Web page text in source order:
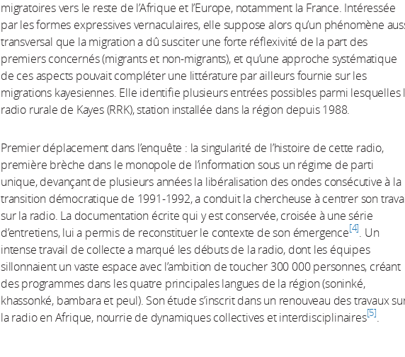
migratoires vers le reste de l’Afrique et l’Europe, notamment la France. Intéressée
par les formes expressives vernaculaires, elle suppose alors qu’un phénomène
transversal que la migration a dû susciter une forte réflexivité de la part des
premiers concernés (migrants et non-migrants), et qu’une approche systématique
de ces aspects pouvait compléter une littérature par ailleurs fournie sur les
migrations kayesiennes. Elle identifie plusieurs entrées possibles parmi lesquelles
radio rurale de Kayes (RRK), station installée dans la région depuis 1988.
Premier déplacement dans l’enquête : la singularité de l’histoire de cette radio,
première brèche dans le monopole de l’information sous un régime de parti
unique, devançant de plusieurs années la libéralisation des ondes consécutive à la
transition démocratique de 1991-1992, a conduit la chercheuse à centrer son
sur la radio. La documentation écrite qui y est conservée, croisée à une série
d’entretiens, lui a permis de reconstituer le contexte de son émergence 4 . Un
intense travail de collecte a marqué les débuts de la radio, dont les équipes
sillonnaient un vaste espace avec l’ambition de toucher 300 000 personnes, créant
des programmes dans les quatre principales langues de la région (soninké,
khassonké, bambara et peul). Son étude s’inscrit dans un renouveau des travaux
la radio en Afrique, nourrie de dynamiques collectives et interdisciplinaires 5 .